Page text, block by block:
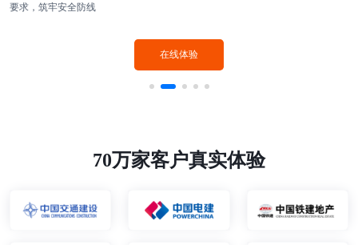
要求，筑牢安全防线
在线体验
70万家客户真实体验